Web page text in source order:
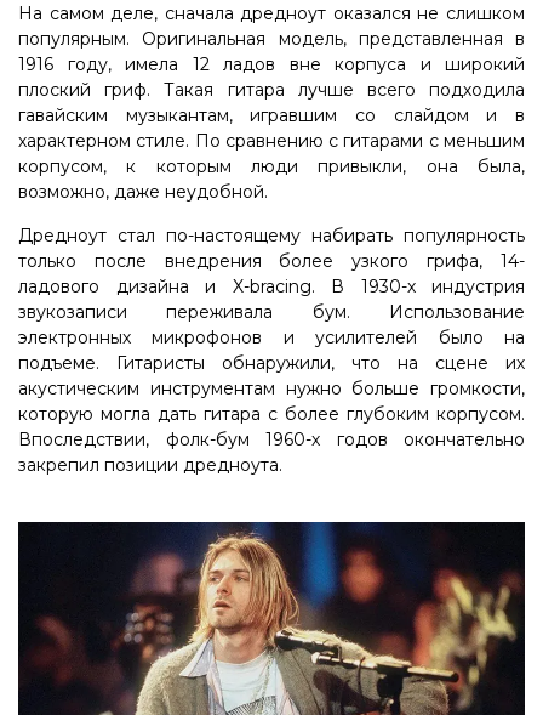
На самом деле, сначала дредноут оказался не слишком
популярным. Оригинальная модель, представленная в
1916 году, имела 12 ладов вне корпуса и широкий
плоский гриф. Такая гитара лучше всего подходила
гавайским музыкантам, игравшим со слайдом и в
характерном стиле. По сравнению с гитарами с меньшим
корпусом, к которым люди привыкли, она была,
возможно, даже неудобной.
Дредноут стал по-настоящему набирать популярность
только после внедрения более узкого грифа, 14-
ладового дизайна и X-bracing. В 1930-х индустрия
звукозаписи переживала бум. Использование
электронных микрофонов и усилителей было на
подъеме. Гитаристы обнаружили, что на сцене их
акустическим инструментам нужно больше громкости,
которую могла дать гитара с более глубоким корпусом.
Впоследствии, фолк-бум 1960-х годов окончательно
закрепил позиции дредноута.